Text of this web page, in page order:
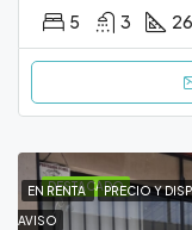
5 3
DESTACADO
EN RENTA PRECIO Y
AVISO